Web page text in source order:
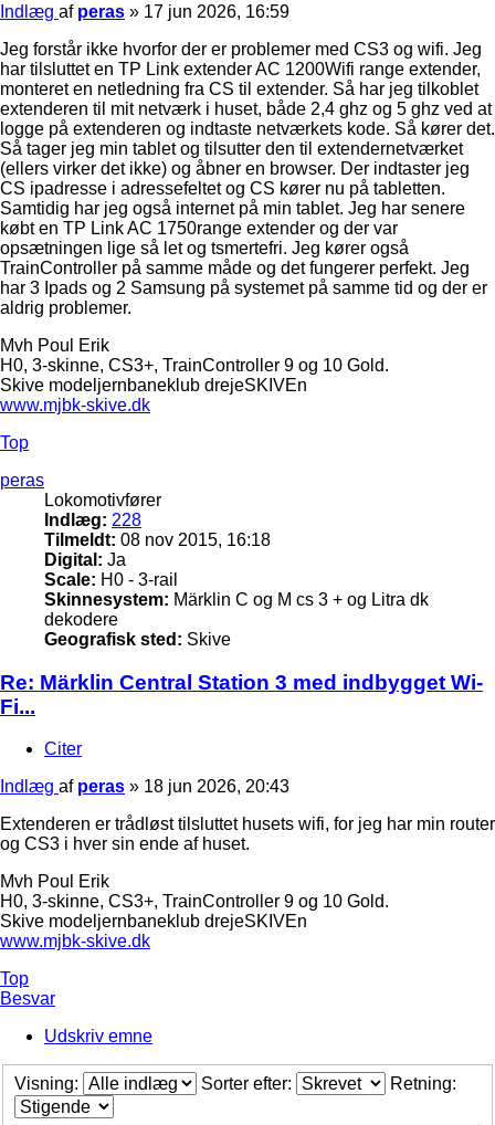
Indlæg af peras » 17 jun 2026, 16:59
Jeg forstår ikke hvorfor der er problemer med CS3 og wifi. Jeg
har tilsluttet en TP Link extender AC 1200Wifi range extender,
monteret en netledning fra CS til extender. Så har jeg tilkoblet
extenderen til mit netværk i huset, både 2,4 ghz og 5 ghz ved at
logge på extenderen og indtaste netværkets kode. Så kører det.
Så tager jeg min tablet og tilsutter den til extendernetværket
(ellers virker det ikke) og åbner en browser. Der indtaster jeg
CS ipadresse i adressefeltet og CS kører nu på tabletten.
Samtidig har jeg også internet på min tablet. Jeg har senere
købt en TP Link AC 1750range extender og der var
opsætningen lige så let og tsmertefri. Jeg kører også
TrainController på samme måde og det fungerer perfekt. Jeg
har 3 Ipads og 2 Samsung på systemet på samme tid og der er
aldrig problemer.
Mvh Poul Erik
H0, 3-skinne, CS3+, TrainController 9 og 10 Gold.
Skive modeljernbaneklub drejeSKIVEn
www.mjbk-skive.dk
Top
peras
Lokomotivfører
Indlæg: 228
Tilmeldt: 08 nov 2015, 16:18
Digital: Ja
Scale: H0 - 3-rail
Skinnesystem: Märklin C og M cs 3 + og Litra dk
dekodere
Geografisk sted: Skive
Re: Märklin Central Station 3 med indbygget Wi-
Fi...
Citer
Indlæg af peras » 18 jun 2026, 20:43
Extenderen er trådløst tilsluttet husets wifi, for jeg har min router
og CS3 i hver sin ende af huset.
Mvh Poul Erik
H0, 3-skinne, CS3+, TrainController 9 og 10 Gold.
Skive modeljernbaneklub drejeSKIVEn
www.mjbk-skive.dk
Top
Besvar
Udskriv emne
Visning: Sorter efter: Retning: